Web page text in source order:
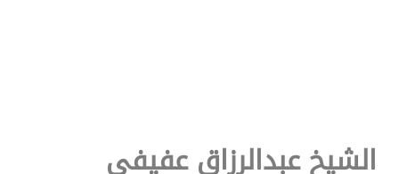
الشيخ عبدالرزاق عفيفي